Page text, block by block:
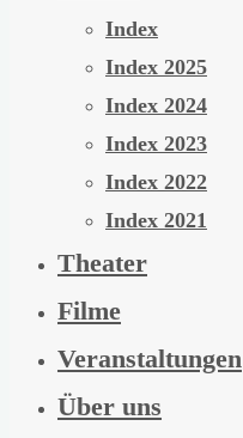
Index
Index 2025
Index 2024
Index 2023
Index 2022
Index 2021
Theater
Filme
Veranstaltungen
Über uns